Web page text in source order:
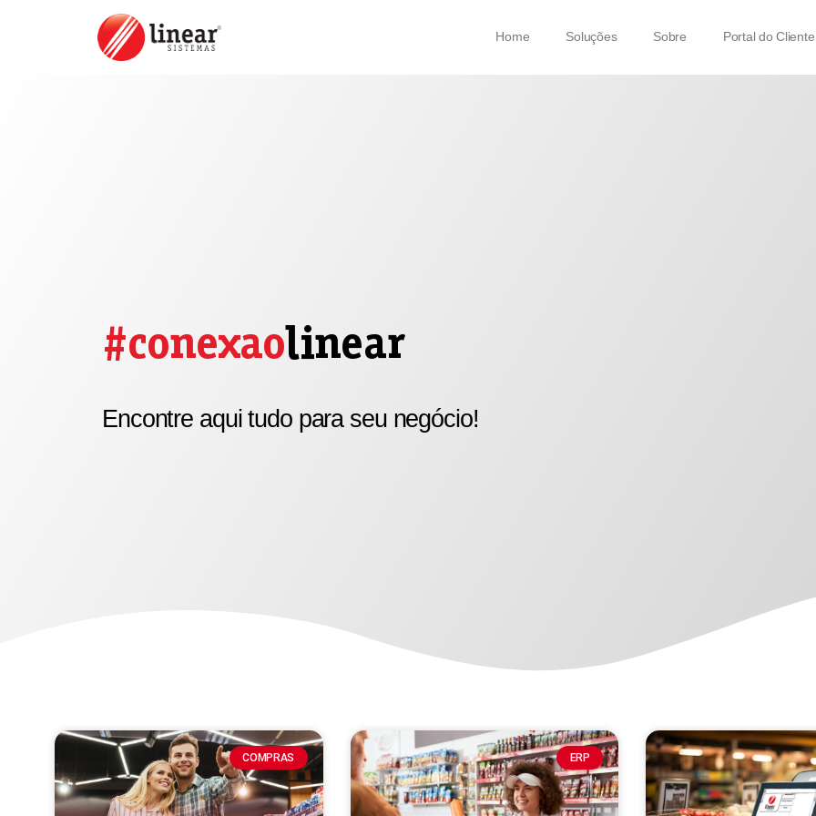
Home Soluções Sobre Portal do Cliente
#conexaolinear
Encontre aqui tudo para seu negócio!
COMPRAS ERP